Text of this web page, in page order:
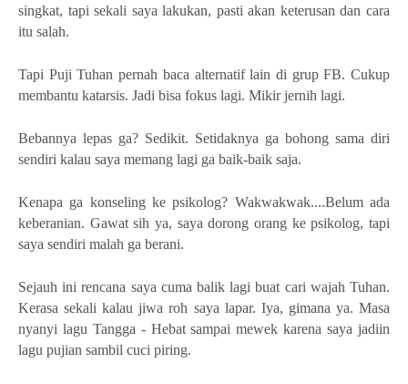
singkat, tapi sekali saya lakukan, pasti akan keterusan dan cara
itu salah.
Tapi Puji Tuhan pernah baca alternatif lain di grup FB. Cukup
membantu katarsis. Jadi bisa fokus lagi. Mikir jernih lagi.
Bebannya lepas ga? Sedikit. Setidaknya ga bohong sama diri
sendiri kalau saya memang lagi ga baik-baik saja.
Kenapa ga konseling ke psikolog? Wakwakwak....Belum ada
keberanian. Gawat sih ya, saya dorong orang ke psikolog, tapi
saya sendiri malah ga berani.
Sejauh ini rencana saya cuma balik lagi buat cari wajah Tuhan.
Kerasa sekali kalau jiwa roh saya lapar. Iya, gimana ya. Masa
nyanyi lagu Tangga - Hebat sampai mewek karena saya jadiin
lagu pujian sambil cuci piring.